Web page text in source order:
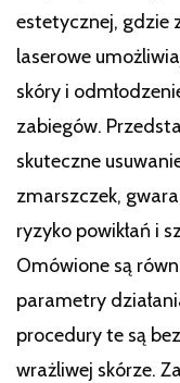
estetycznej, gdzie
laserowe
skóry i
zabiegów.
skuteczne
zmarszczek,
ryzyko powikłań i
Omówione są
parametry
procedury te są
wrażliwej skórze.